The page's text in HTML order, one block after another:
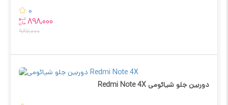
0
تــو
مان 898,000
987,000
دوربین جلو شیائومی Redmi Note 4X